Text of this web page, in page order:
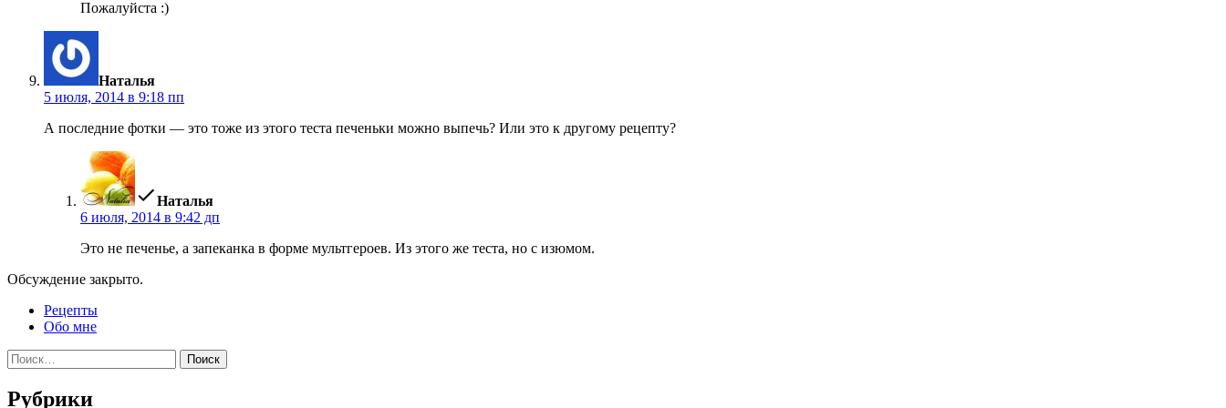
Пожалуйста :)
Наталья
5 июля, 2014 в 9:18 пп
А последние фотки — это тоже из этого теста печеньки можно выпечь? Или это к другому рецепту?
Наталья
6 июля, 2014 в 9:42 дп
Это не печенье, а запеканка в форме мультгероев. Из этого же теста, но с изюмом.
Обсуждение закрыто.
Рецепты
Обо мне
Найти:
Рубрики